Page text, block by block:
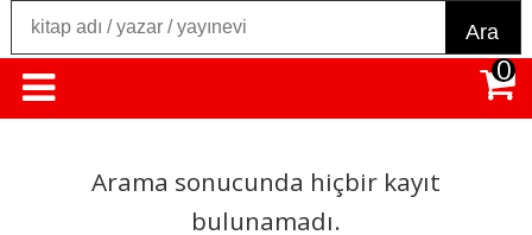
Ara
0
Arama sonucunda hiçbir kayıt
bulunamadı.